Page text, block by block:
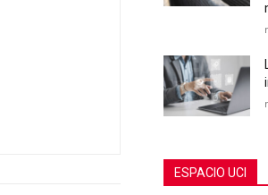
ESPACIO UCI